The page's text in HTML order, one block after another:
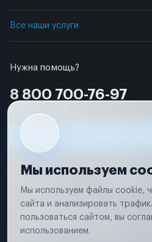
Нужна помощь?
8 800 700-76-97
Все наши услуги
Условия использования
Вся информация, представленная на
соответствии с положениями статьи
Мы используем
Мы используем файлы cookie,
сайта и анализировать
пользоваться сайтом, вы
использованием.